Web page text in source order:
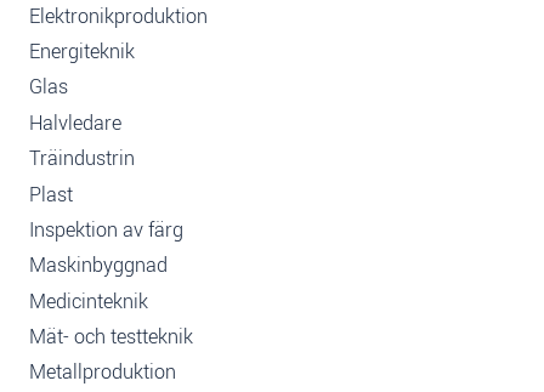
Elektronikproduktion
Energiteknik
Glas
Halvledare
Träindustrin
Plast
Inspektion av färg
Maskinbyggnad
Medicinteknik
Mät- och testteknik
Metallproduktion